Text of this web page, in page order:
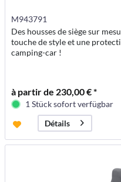
M943791
Des housses de siège sur
touche de style et une
camping-car !
à partir de 230,00 € *
1 Stück sofort verfügbar
Détails